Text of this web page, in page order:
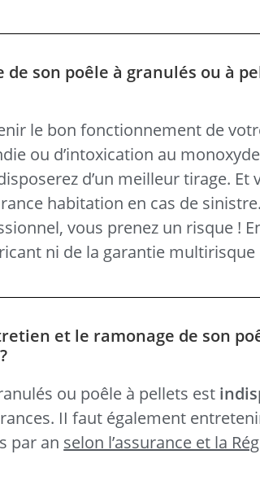
son poêle à granulés ou à
le bon fonctionnement de
ou d’intoxication au
d’un meilleur tirage. Et
habitation en cas de
vous prenez un risque !
ni de la garantie
et le ramonage de son
ou poêle à pellets est
II faut également
par an selon l’assurance et la